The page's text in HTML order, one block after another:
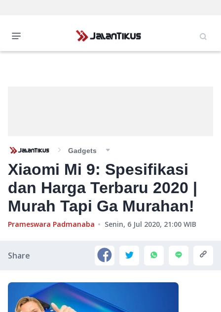
Gadgets
Xiaomi Mi 9: Spesifikasi
dan Harga Terbaru 2020 |
Murah Tapi Ga Murahan!
Prameswara Padmanaba Senin, 6 Jul 2020, 21:00 WIB
Share